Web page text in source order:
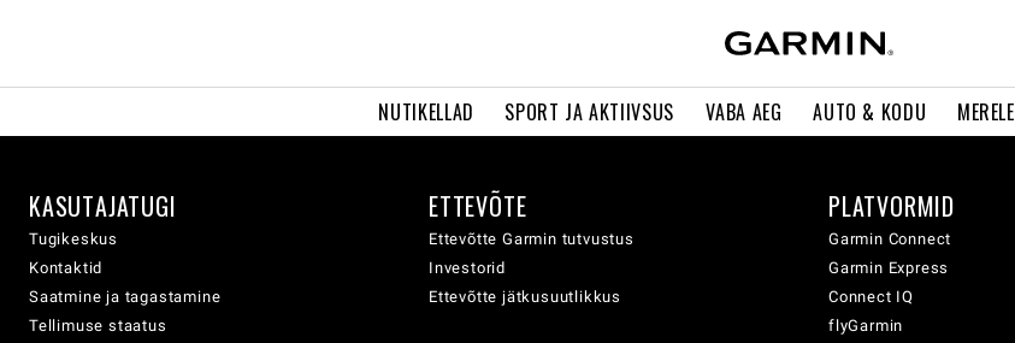
NUTIKELLAD SPORT JA AKTIIVSUS VABA AEG AUTO & KODU MERELE
KASUTAJATUGI
Tugikeskus
Kontaktid
Saatmine ja tagastamine
Tellimuse staatus
ETTEVÕTE
Ettevõtte Garmin tutvustus
Investorid
Ettevõtte jätkusuutlikkus
PLATVORMID
Garmin Connect
Garmin Express
Connect IQ
flyGarmin